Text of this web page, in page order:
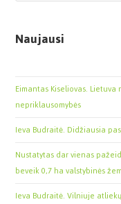
Naujausi
Eimantas Kiseliovas.
nepriklausomybės
Ieva Budraitė. Didžiausia
Nustatytas dar vienas
beveik 0,7 ha valstybinės
Ieva Budraitė. Vilniuje